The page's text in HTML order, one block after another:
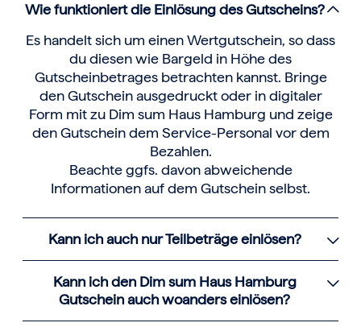
Wie funktioniert die Einlösung des Gutscheins?
Es handelt sich um einen Wertgutschein, so dass
du diesen wie Bargeld in Höhe des
Gutscheinbetrages betrachten kannst. Bringe
den Gutschein ausgedruckt oder in digitaler
Form mit zu Dim sum Haus Hamburg und zeige
den Gutschein dem Service-Personal vor dem
Bezahlen.
Beachte ggfs. davon abweichende
Informationen auf dem Gutschein selbst.
Kann ich auch nur Teilbeträge einlösen?
Kann ich den Dim sum Haus Hamburg
Gutschein auch woanders einlösen?